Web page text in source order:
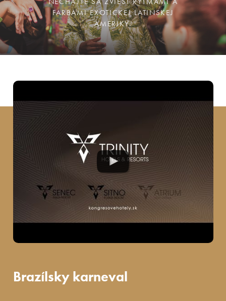
FARBAMI EXOTICKEJ LATINSKEJ
AMERIKY.
Brazílsky karneval